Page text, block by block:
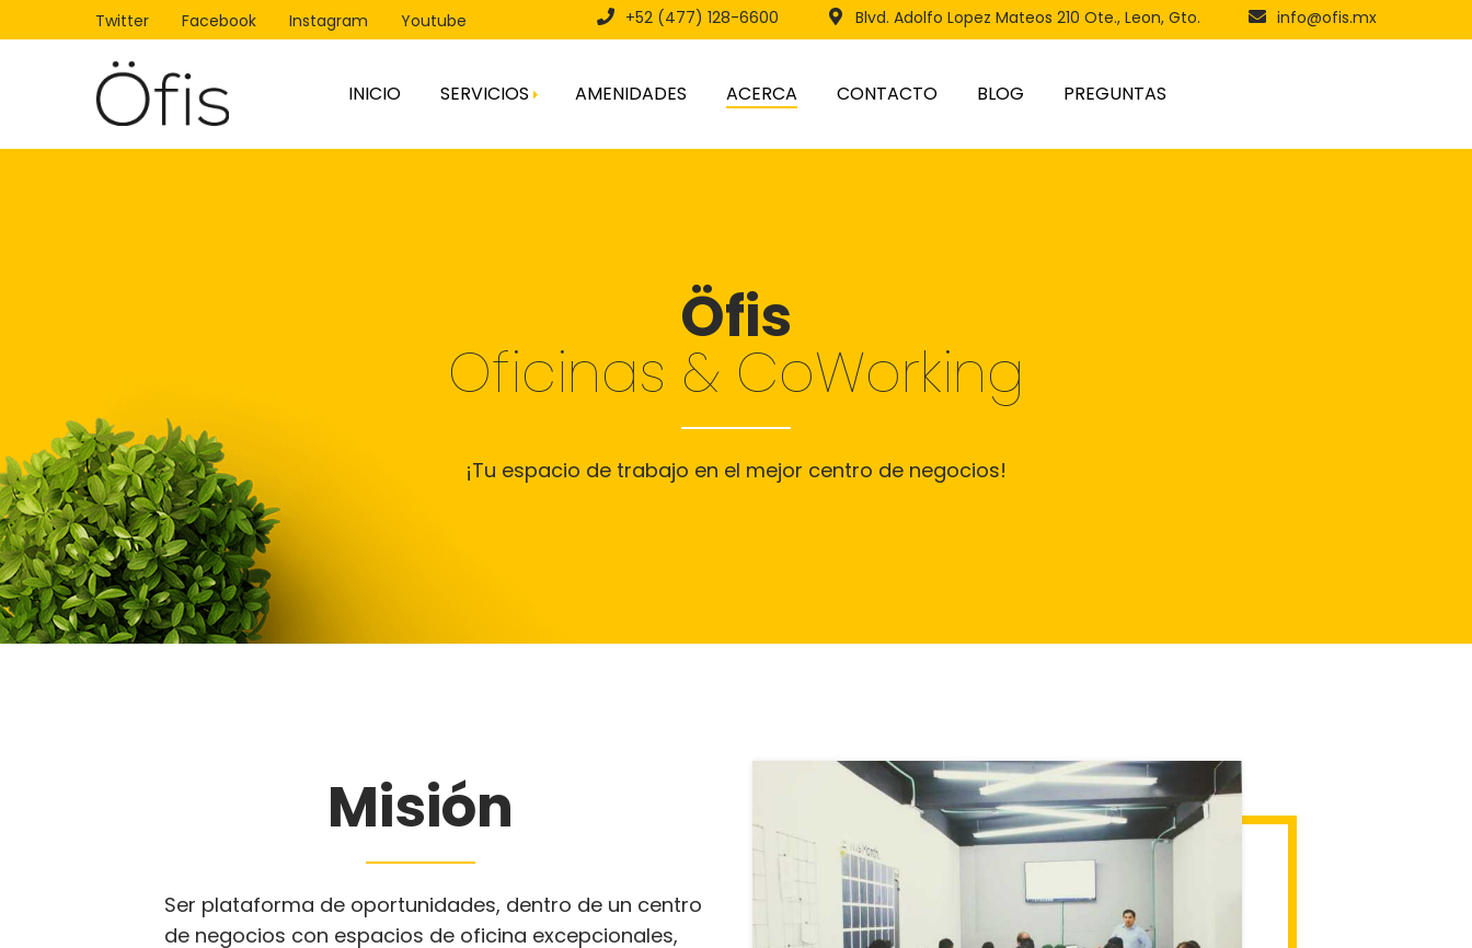
Twitter Facebook Instagram Youtube +52 (477) 128-6600 Blvd. Adolfo Lopez Mateos 210 Ote., Leon, Gto. info@ofis.mx
INICIO SERVICIOS
Sala Virtual < Nuevo
AMENIDADES ACERCA CONTACTO BLOG PREGUNTAS
Öfis
Oficinas & CoWorking
¡Tu espacio de trabajo en el mejor centro de negocios!
Misión
Ser plataforma de oportunidades, dentro de un centro
de negocios con espacios de oficina excepcionales,